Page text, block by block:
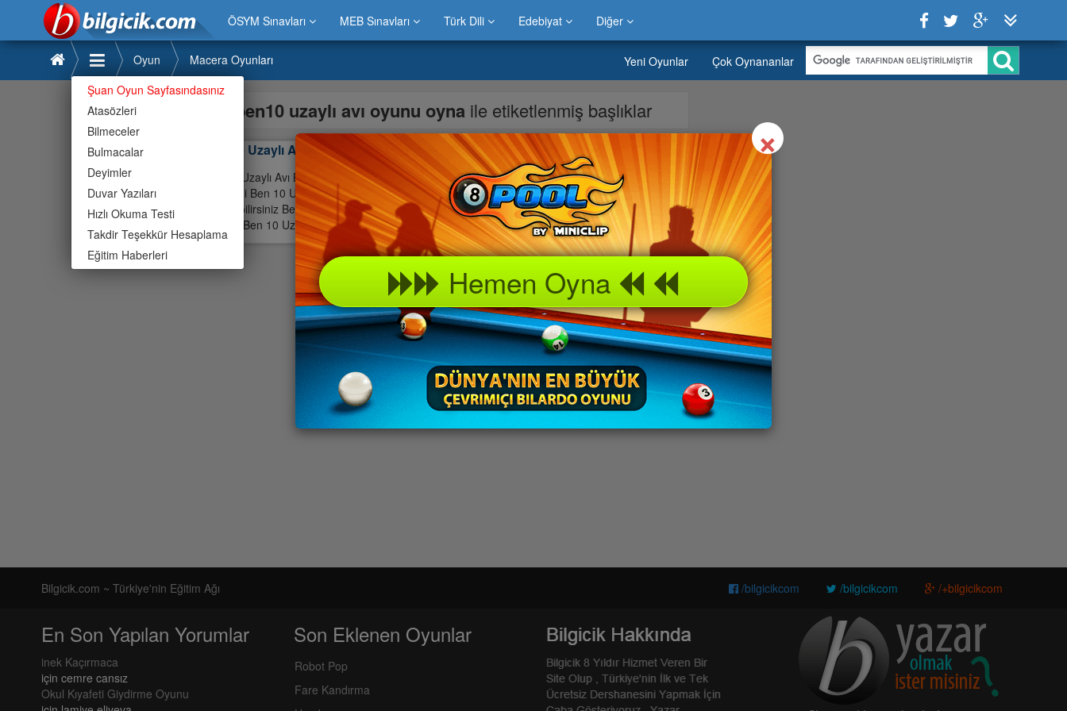
ÖSYM Sınavları MEB Sınavları Türk Dili Edebiyat Diğer
Şuan Oyun Sayfasındasınız
Atasözleri
Bilmeceler
Bulmacalar
Deyimler
Duvar Yazıları
Hızlı Okuma Testi
Takdir Teşekkür Hesaplama
Eğitim Haberleri
Oyun Macera Oyunları Yeni Oyunlar Çok Oynananlar
ben10 uzaylı avı oyunu oyna ile etiketlenmiş başlıklar
Ben 10 Uzaylı Avı Oyunu
Ben 10 Uzaylı Avı Boyayalım Oyunu çocuklar için Ben 10 Uzaylı Avı Boyayalım Oyunu süper
eglenceli Ben 10 Uzaylı Avı Boyayalım oyununu çocuklarinizla ve aileniz ile rahatca
oynayabilirsiniz Ben 10 Uzaylı Avı Boyayalım kiz ve erkek çocuklariniz için her yasa uygun
oyunlar Ben 10 Uzaylı Avı Boyayalım Oyununu arkadaslarinizla
Bilgicik.com ~ Türkiye'nin Eğitim Ağı /bilgicikcom /bilgicikcom /+bilgicikcom
En Son Yapılan Yorumlar
inek Kaçırmaca
için cemre cansız
Okul Kıyafeti Giydirme Oyunu
Son Eklenen Oyunlar
Robot Pop
Fare Kandırma
×Close
Hemen Oyna